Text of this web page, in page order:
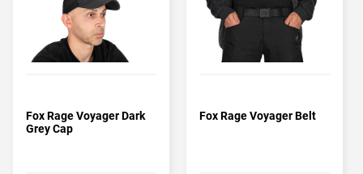
Fox Rage Voyager Dark
Grey Cap
Fox Rage Voyager Belt